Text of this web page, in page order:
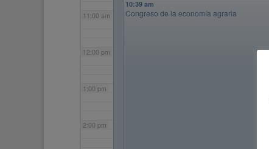
11:00 am
12:00 pm
1:00 pm
2:00 pm
10:39 am
Congreso de la economía agraria